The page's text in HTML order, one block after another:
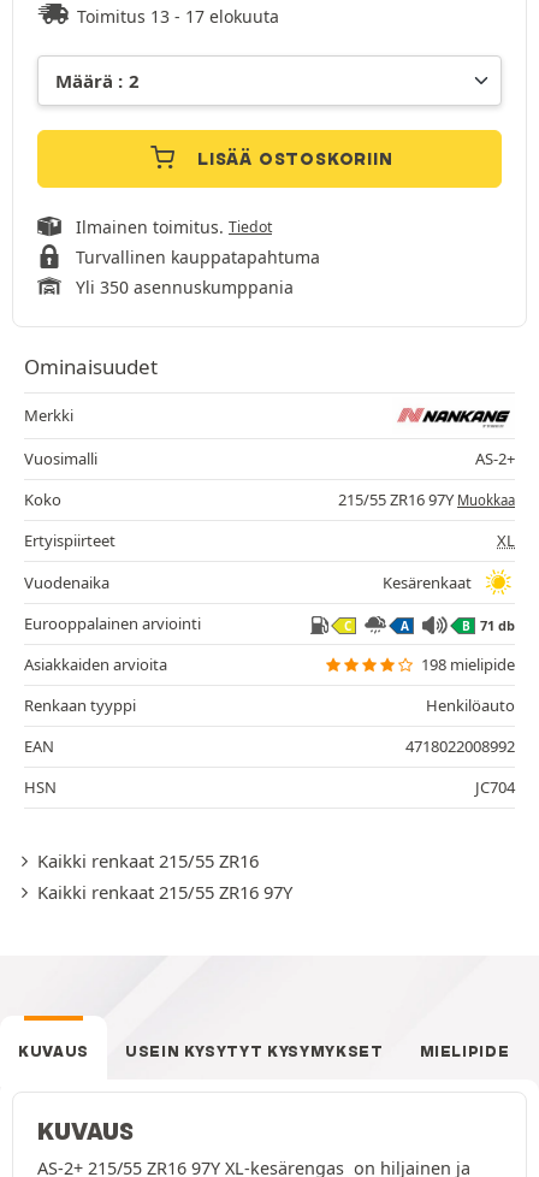
Toimitus 13 - 17 elokuuta
LISÄÄ OSTOSKORIIN
Ilmainen toimitus. Tiedot
Turvallinen kauppatapahtuma
Yli 350 asennuskumppania
Ominaisuudet
Merkki
Vuosimalli
AS-2+
Koko
215/55 ZR16 97Y Muokkaa
Ertyispiirteet
XL
Vuodenaika
Kesärenkaat
Eurooppalainen arviointi
C A B 71 db
Asiakkaiden arvioita
198 mielipide
Renkaan tyyppi
Henkilöauto
EAN
4718022008992
HSN
JC704
Kaikki renkaat 215/55 ZR16
Kaikki renkaat 215/55 ZR16 97Y
KUVAUS USEIN KYSYTYT KYSYMYKSET MIELIPIDE
KUVAUS
AS-2+ 215/55 ZR16 97Y XL-kesärengas on hiljainen ja